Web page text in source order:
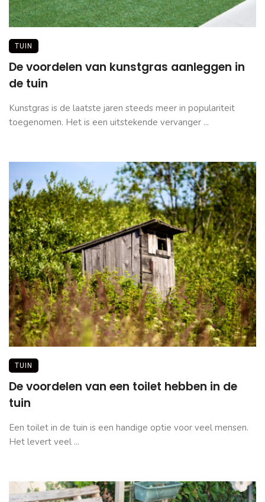
TUIN
De voordelen van kunstgras aanleggen in
de tuin
Kunstgras is de laatste jaren steeds meer in populariteit
toegenomen. Het is een uitstekende vervanger ...
TUIN
De voordelen van een toilet hebben in de
tuin
Een toilet in de tuin is een handige optie voor veel mensen.
Het levert veel ...